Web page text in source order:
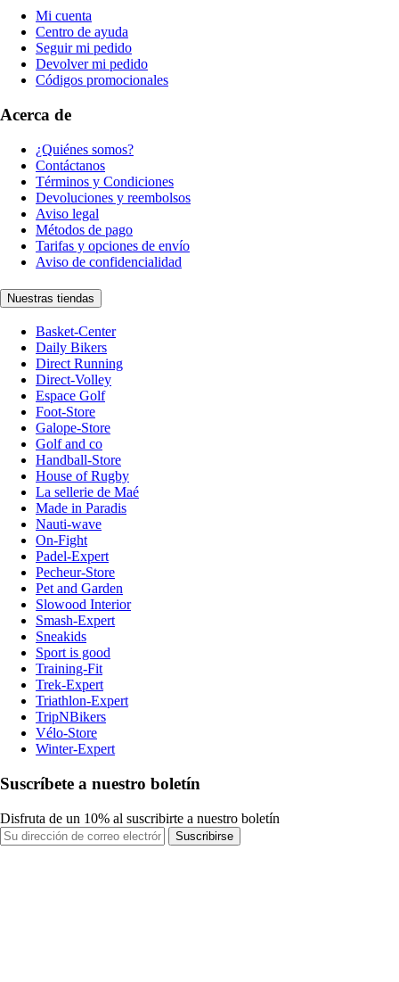
Mi cuenta
Centro de ayuda
Seguir mi pedido
Devolver mi pedido
Códigos promocionales
Acerca de
¿Quiénes somos?
Contáctanos
Términos y Condiciones
Devoluciones y reembolsos
Aviso legal
Métodos de pago
Tarifas y opciones de envío
Aviso de confidencialidad
Nuestras tiendas
Basket-Center
Daily Bikers
Direct Running
Direct-Volley
Espace Golf
Foot-Store
Galope-Store
Golf and co
Handball-Store
House of Rugby
La sellerie de Maé
Made in Paradis
Nauti-wave
On-Fight
Padel-Expert
Pecheur-Store
Pet and Garden
Slowood Interior
Smash-Expert
Sneakids
Sport is good
Training-Fit
Trek-Expert
Triathlon-Expert
TripNBikers
Vélo-Store
Winter-Expert
Suscríbete a nuestro boletín
Disfruta de un 10% al suscribirte a nuestro boletín
Suscribirse